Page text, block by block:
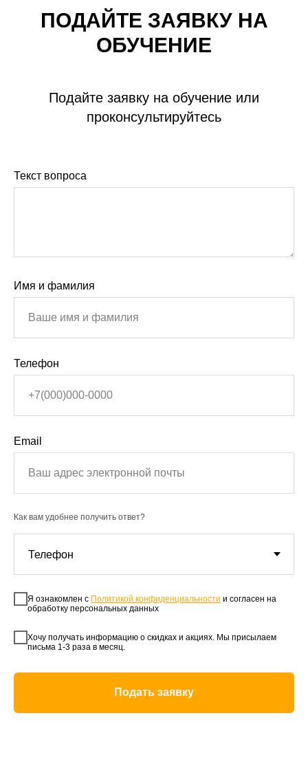
ПОДАЙТЕ ЗАЯВКУ НА
ОБУЧЕНИЕ
Подайте заявку на обучение или
проконсультируйтесь
Текст вопроса
Имя и фамилия
Телефон
Email
Как вам удобнее получить ответ?
Я ознакомлен с Политикой конфиденциальности и согласен на
обработку персональных данных
Хочу получать информацию о скидках и акциях. Мы присылаем
письма 1-3 раза в месяц.
Подать заявку